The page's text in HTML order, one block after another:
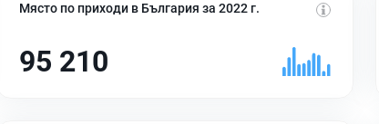
Място по приходи в България за 2022 г.
95 210